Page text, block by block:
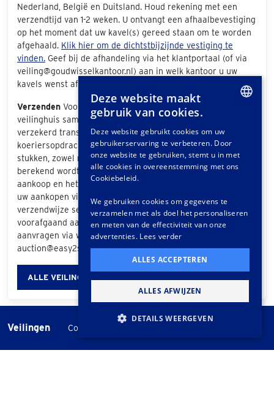
Nederland, België en Duitsland. Houd rekening met een
verzendtijd van 1-2 weken. U ontvangt een afhaalbevestiging
op het moment dat uw kavel(s) gereed staan om te worden
afgehaald. Klik hier om de dichtstbijzijnde vestiging te
vinden. Geef bij de afhandeling via het klantportaal (of via
veiling@goudwisselkantoor.nl) aan in welk kantoor u uw
kavels wenst af te halen.
Verzenden Voor het verzenden van uw aankopen werkt ons
veilinghuis samen metEasy2Send . Easy2send biedt
verzekerd transport variërend van eenvoudige
koeriersopdrachten tot het vervoeren van exclusieve
stukken, zowel nationaal als internationaal. De prijs die
berekend wordt is afhankelijk van de grootte van uw
aankoop en het bezorgadres. Als u bij de afhandeling van
uw aankopen via het klantportaal "Easy2Send" als
verzendwijze selecteert, ontvangt u een offerte. Ook
voorafgaand aan de veiling kunt u vrijblijvend een offerte
aanvragen via www.easy2send.nl/veilingen |
auction@easy2send.nl | Telefoon: (+31) 88 330 0999.
ALLE VEILINGINFORMATIE
Veilingen - Cookie instellingen
GERMAN
FRENCH
Deze website maakt
gebruik van cookies.
Deze website gebruikt cookies om uw
gebruikerservaring te verbeteren. Door
onze website te gebruiken, stemt u in met
alle cookies in overeenstemming met ons
Cookiebeleid.
We gebruiken cookies om gegevens te
verzamelen met als doel het personaliseren
en meten van de effectiviteit van onze
advertenties. Lees verder
ALLES ACCEPTEREN
ALLES AFWIJZEN
DETAILS WEERGEVEN